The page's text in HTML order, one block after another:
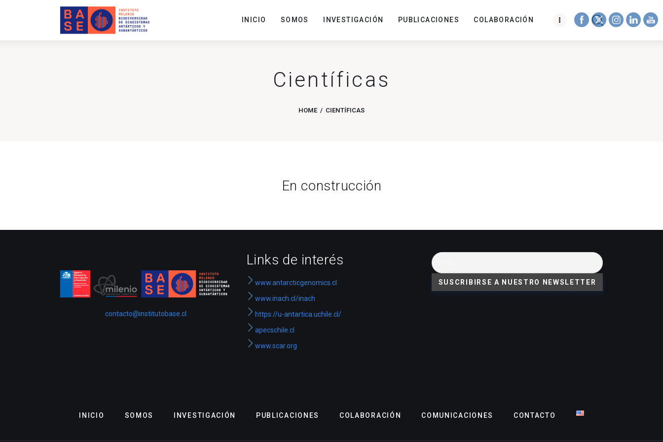
INICIO SOMOS INVESTIGACIÓN PUBLICACIONES COLABORACIÓN
Científicas
HOME CIENTÍFICAS
En construcción
contacto@institutobase.cl
Links de interés
www.antarcticgenomics.cl
www.inach.cl/inach
https://u-antartica.uchile.cl/
apecschile.cl
www.scar.org
INICIO SOMOS INVESTIGACIÓN PUBLICACIONES COLABORACIÓN COMUNICACIONES CONTACTO